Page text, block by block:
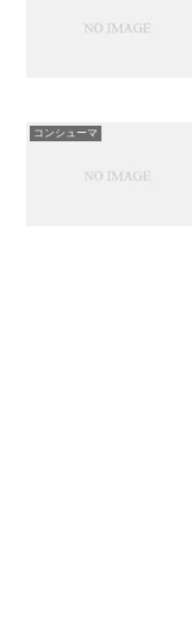
コンシューマ